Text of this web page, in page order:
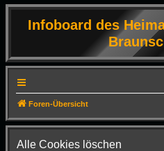
Infoboard des
Foren-Übersicht
Alle Cookies löschen